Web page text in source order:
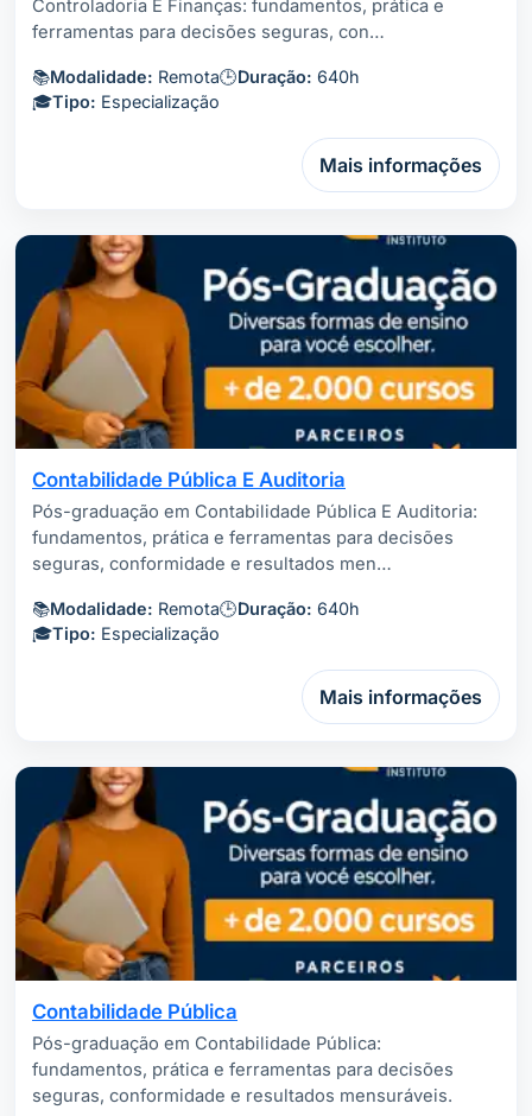
Controladoria E Finanças: fundamentos, prática e
ferramentas para decisões seguras, con…
📚Modalidade: Remota🕒Duração: 640h
🎓Tipo: Especialização
Mais informações
Contabilidade Pública E Auditoria
Pós-graduação em Contabilidade Pública E Auditoria:
fundamentos, prática e ferramentas para decisões
seguras, conformidade e resultados men…
📚Modalidade: Remota🕒Duração: 640h
🎓Tipo: Especialização
Mais informações
Contabilidade Pública
Pós-graduação em Contabilidade Pública:
fundamentos, prática e ferramentas para decisões
seguras, conformidade e resultados mensuráveis.